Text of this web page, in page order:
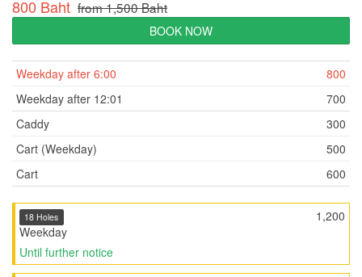
800 Baht from 1,500 Baht
BOOK NOW
Weekday after 6:00
800
Weekday after 12:01
700
Caddy
300
Cart (Weekday)
500
Cart
600
1,200
18 Holes
Weekday
Until further notice